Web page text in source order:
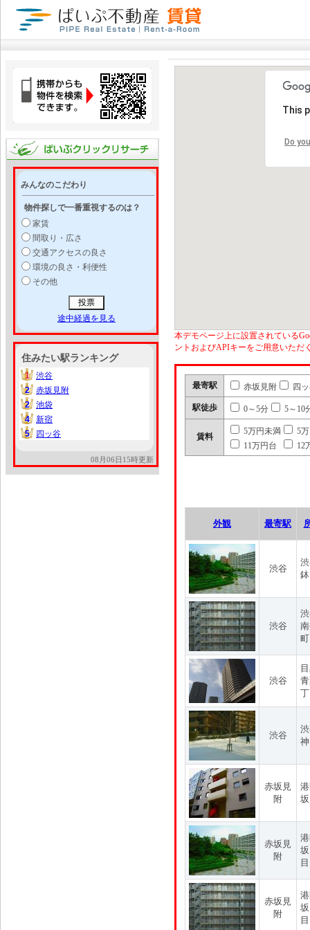
みんなのこだわり
物件探しで一番重視するのは？
家賃
間取り・広さ
交通アクセスの良さ
環境の良さ・利便性
その他
途中経過を見る
住みたい駅ランキング
1
1
渋谷
2
2
赤坂見附
2
2
池袋
4
4
新宿
5
5 四ッ谷
08月06日15時更新
This
Do
本デモページ上に設置されている
ントおよびAPIキーをご用意いただ
最寄駅 赤坂見附 四
駅徒歩 0～5分 5～10
賃料
5万円未満
5
11万円台
12
外観 最寄駅
渋谷
渋谷
渋谷
渋谷
赤坂見
附
赤坂見
附
目
赤坂見
附
目